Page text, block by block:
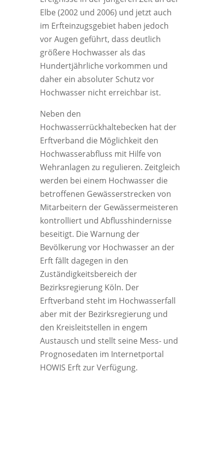
Elbe (2002 und 2006) und jetzt auch
im Erfteinzugsgebiet haben jedoch
vor Augen geführt, dass deutlich
größere Hochwasser als das
Hundertjährliche vorkommen und
daher ein absoluter Schutz vor
Hochwasser nicht erreichbar ist.
Neben den
Hochwasserrückhaltebecken hat der
Erftverband die Möglichkeit den
Hochwasserabfluss mit Hilfe von
Wehranlagen zu regulieren. Zeitgleich
werden bei einem Hochwasser die
betroffenen Gewässerstrecken von
Mitarbeitern der Gewässermeisteren
kontrolliert und Abflusshindernisse
beseitigt. Die Warnung der
Bevölkerung vor Hochwasser an der
Erft fällt dagegen in den
Zuständigkeitsbereich der
Bezirksregierung Köln. Der
Erftverband steht im Hochwasserfall
aber mit der Bezirksregierung und
den Kreisleitstellen in engem
Austausch und stellt seine Mess- und
Prognosedaten im Internetportal
HOWIS Erft zur Verfügung.